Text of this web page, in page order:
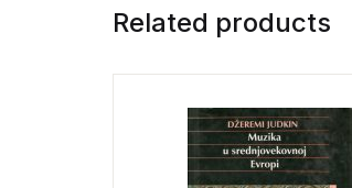
Related products